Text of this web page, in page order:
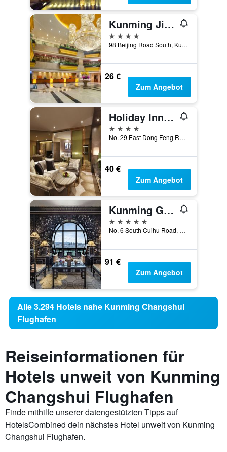
Kunming Jin Jiang Hotel
4 Sterne
98 Beijing Road South, Kunming, China
26 €
Zum Angebot
Holiday Inn Kunming City Centre By IHG
4 Sterne
No. 29 East Dong Feng Road, Kunming, China
40 €
Zum Angebot
Kunming Green Lake Hotel
5 Sterne
No. 6 South Cuihu Road, Kunming, China
91 €
Zum Angebot
Alle 3.294 Hotels nahe Kunming Changshui
Flughafen
Reiseinformationen für
Hotels unweit von Kunming
Changshui Flughafen
Finde mithilfe unserer datengestützten Tipps auf
HotelsCombined dein nächstes Hotel unweit von Kunming
Changshui Flughafen.